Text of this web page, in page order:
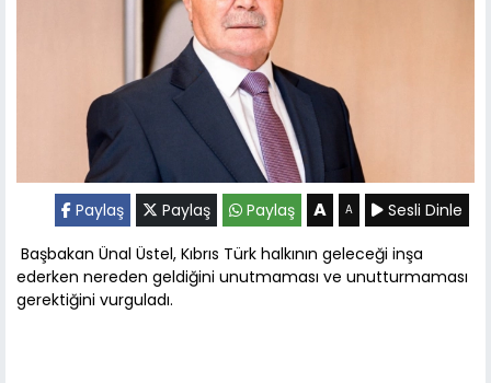
Paylaş Paylaş Paylaş A A
Sesli Dinle
Başbakan Ünal Üstel, Kıbrıs Türk halkının geleceği inşa
ederken nereden geldiğini unutmaması ve unutturmaması
gerektiğini vurguladı.